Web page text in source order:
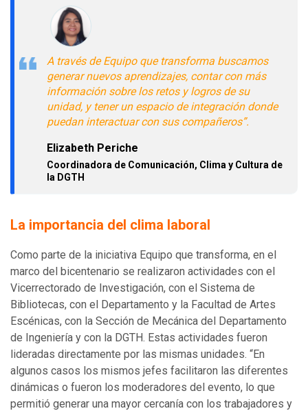
A través de Equipo que transforma buscamos
generar nuevos aprendizajes, contar con más
información sobre los retos y logros de su
unidad, y tener un espacio de integración donde
puedan interactuar con sus compañeros”.
Elizabeth Periche
Coordinadora de Comunicación, Clima y Cultura de
la DGTH
La importancia del clima laboral
Como parte de la iniciativa Equipo que transforma, en el
marco del bicentenario se realizaron actividades con el
Vicerrectorado de Investigación, con el Sistema de
Bibliotecas, con el Departamento y la Facultad de Artes
Escénicas, con la Sección de Mecánica del Departamento
de Ingeniería y con la DGTH. Estas actividades fueron
lideradas directamente por las mismas unidades. “En
algunos casos los mismos jefes facilitaron las diferentes
dinámicas o fueron los moderadores del evento, lo que
permitió generar una mayor cercanía con los trabajadores y